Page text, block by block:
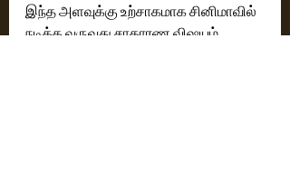
இந்த அளவுக்கு உற்சாகமாக சினிமாவில்
நடிக்க வருவது சாதாரண விஷயம்